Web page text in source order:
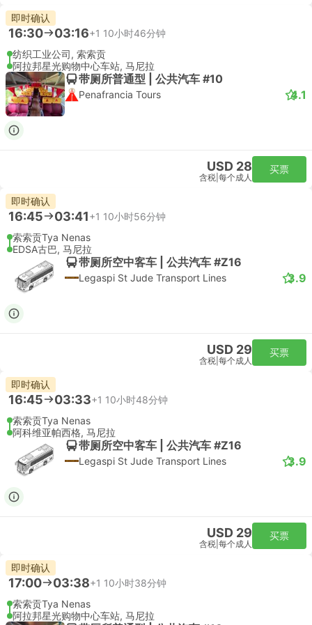
即时确认
16:30 03:16+1 10小时46分钟
纺织工业公司, 索索贡
阿拉邦星光购物中心车站, 马尼拉
带厕所普通型 | 公共汽车 #10
Penafrancia Tours 4.1
USD 28
含税 每个成人
买票
即时确认
16:45 03:41+1 10小时56分钟
索索贡Tya Nenas
EDSA古巴, 马尼拉
带厕所空中客车 | 公共汽车 #Z16
Legaspi St Jude Transport Lines 3.9
USD 29
含税 每个成人
买票
即时确认
16:45 03:33+1 10小时48分钟
索索贡Tya Nenas
阿科维亚帕西格, 马尼拉
带厕所空中客车 | 公共汽车 #Z16
Legaspi St Jude Transport Lines 3.9
USD 29
含税 每个成人
买票
即时确认
17:00 03:38+1 10小时38分钟
索索贡Tya Nenas
阿拉邦星光购物中心车站, 马尼拉